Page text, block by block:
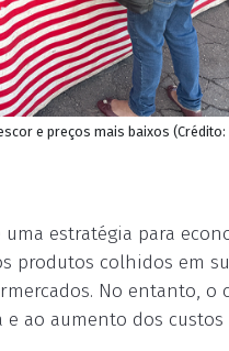
e preços mais baixos (Crédito:
estratégia para
produtos colhidos em
No entanto,
ao aumento dos custos